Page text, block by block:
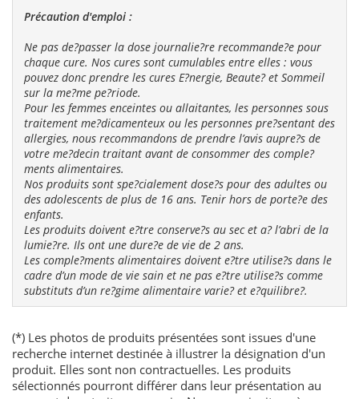
Précaution d'emploi :
Ne pas de?passer la dose journalie?re recommande?e pour
chaque cure. Nos cures sont cumulables entre elles : vous
pouvez donc prendre les cures E?nergie, Beaute? et Sommeil
sur la me?me pe?riode.
Pour les femmes enceintes ou allaitantes, les personnes sous
traitement me?dicamenteux ou les personnes pre?sentant des
allergies, nous recommandons de prendre l’avis aupre?s de
votre me?decin traitant avant de consommer des comple?
ments alimentaires.
Nos produits sont spe?cialement dose?s pour des adultes ou
des adolescents de plus de 16 ans. Tenir hors de porte?e des
enfants.
Les produits doivent e?tre conserve?s au sec et a? l’abri de la
lumie?re. Ils ont une dure?e de vie de 2 ans.
Les comple?ments alimentaires doivent e?tre utilise?s dans le
cadre d’un mode de vie sain et ne pas e?tre utilise?s comme
substituts d’un re?gime alimentaire varie? et e?quilibre?.
(*) Les photos de produits présentées sont issues d'une
recherche internet destinée à illustrer la désignation d'un
produit. Elles sont non contractuelles. Les produits
sélectionnés pourront différer dans leur présentation au